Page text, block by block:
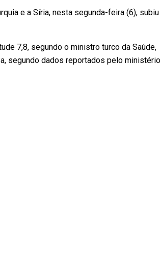
e a Síria, nesta segunda-feira (6), subiu
7,8, segundo o ministro turco da Saúde,
segundo dados reportados pelo ministério